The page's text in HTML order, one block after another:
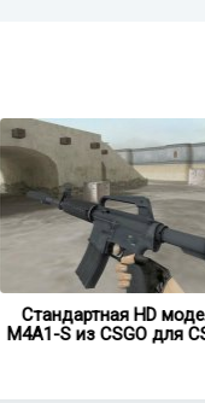
HD модель
S из CSGO для CS 1.6